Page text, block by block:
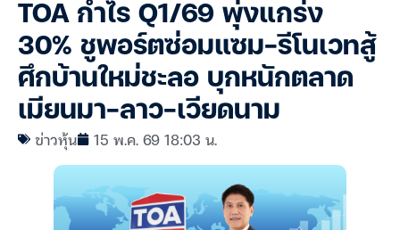
TOA กำไร Q1/69 พุ่งแกร่ง
30% ชูพอร์ตซ่อมแซม-รีโนเวทสู้
ศึกบ้านใหม่ชะลอ บุกหนักตลาด
เมียนมา-ลาว-เวียดนาม
ข่าวหุ้น 15 พ.ค. 69 18:03 น.